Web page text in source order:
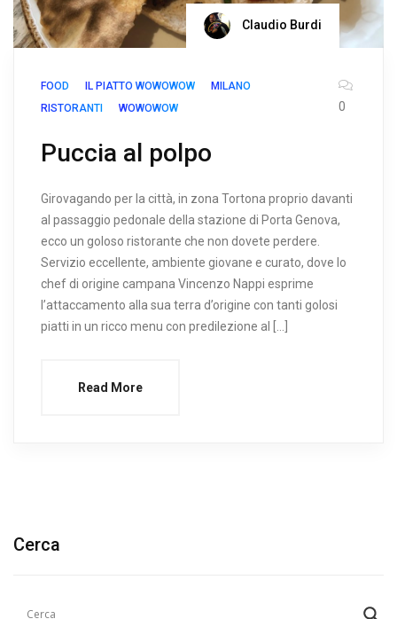
Claudio Burdi
FOOD IL PIATTO WOWOWOW
MILANO
RISTORANTI
WOWOWOW 0
Puccia al polpo
Girovagando per la città, in zona Tortona proprio davanti
al passaggio pedonale della stazione di Porta Genova,
ecco un goloso ristorante che non dovete perdere.
Servizio eccellente, ambiente giovane e curato, dove lo
chef di origine campana Vincenzo Nappi esprime
l’attaccamento alla sua terra d’origine con tanti golosi
piatti in un ricco menu con predilezione al […]
Read More
Cerca